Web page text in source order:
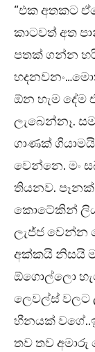
“එක අතකට
කාටවත් අත
පතක් ගන්න
ඕන හැම දේම
ලැබෙන්නෑ.
ගාණක්
වෙන්නෙ. මං
තියනව.
කොටේකින්
ලැජ්ජ වෙන්න
අක්කයි නිසයි
ඕගොල්ලො
ලෙවල්ස් වලට
හීනයක්
තව තව අමාරු